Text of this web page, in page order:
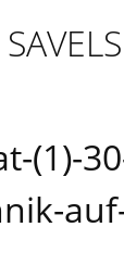
(1)-